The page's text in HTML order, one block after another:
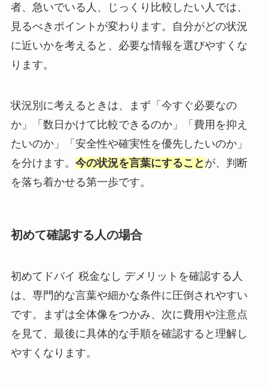
者、急いでいる人、じっくり比較したい人では、
見るべきポイントが変わります。自分がどの状況
に近いかを考えると、必要な情報を選びやすくな
ります。
状況別に考えるときは、まず「今すぐ必要なの
か」「数日かけて比較できるのか」「費用を抑え
たいのか」「安全性や確実性を優先したいのか」
を分けます。 今の状況を言葉にすること が、判断
を落ち着かせる第一歩です。
初めて確認する人の場合
初めてドバイ 税金なし デメリットを確認する人
は、専門的な言葉や細かな条件に圧倒されやすい
です。まずは全体像をつかみ、次に費用や注意点
を見て、最後に具体的な手順を確認すると理解し
やすくなります。